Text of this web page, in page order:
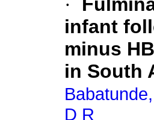
·
infant
minus
in South
D R